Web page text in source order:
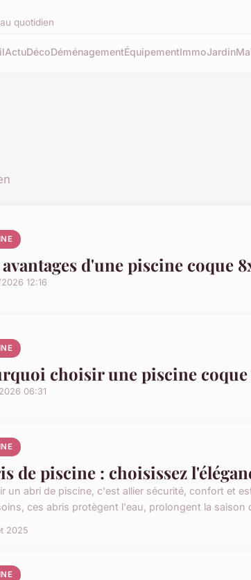
quotidien
ActuDécoDéménagementÉquipementImmoJardin
avantages d'une piscine coque
12:16
choisir une piscine
06:31
de piscine : choisissez
un abri de piscine, c'est allier sécurité, confort et
ces abris protègent l'eau, prolongent la saison
2025